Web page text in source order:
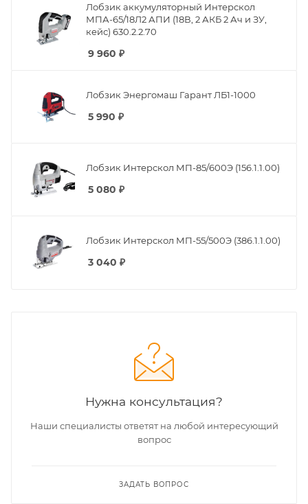
Лобзик аккумуляторный Интерскол
МПА-65/18Л2 АПИ (18В, 2 АКБ 2 Ач и ЗУ,
кейс) 630.2.2.70
9 960 ₽
Лобзик Энергомаш Гарант ЛБ1-1000
5 990 ₽
Лобзик Интерскол МП-85/600Э (156.1.1.00)
5 080 ₽
Лобзик Интерскол МП-55/500Э (386.1.1.00)
3 040 ₽
Нужна консультация?
Наши специалисты ответят на любой интересующий
вопрос
ЗАДАТЬ ВОПРОС